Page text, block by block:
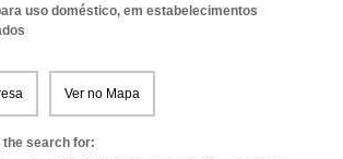
uso doméstico, em estabelecimentos
Ver no Mapa
the search for: